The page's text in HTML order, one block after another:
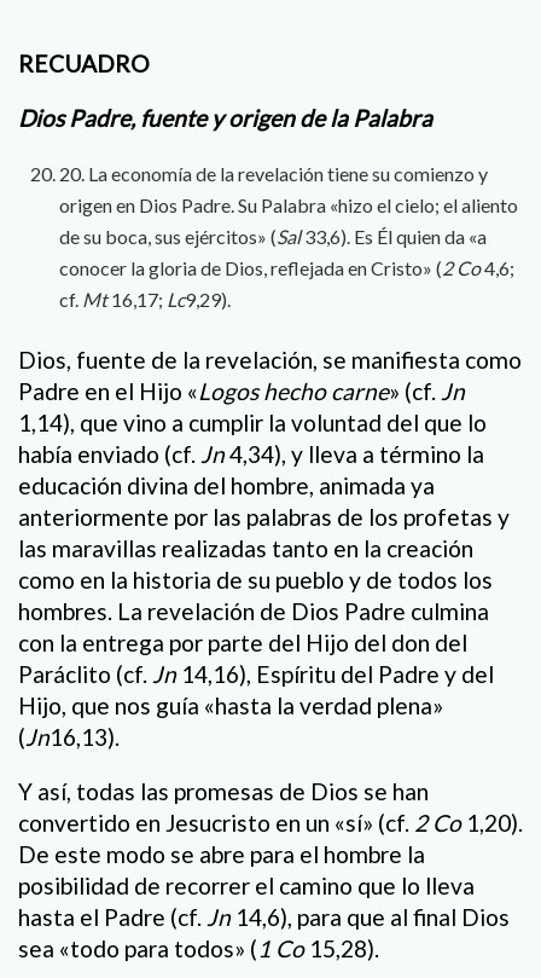
RECUADRO
Dios Padre, fuente y origen de la Palabra
20. La economía de la revelación tiene su comienzo y
origen en Dios Padre. Su Palabra «hizo el cielo; el aliento
de su boca, sus ejércitos» (Sal33,6). Es Él quien da «a
conocer la gloria de Dios, reflejada en Cristo» ( 2 Co4,6;
cf. Mt16,17; Lc9,29).
Dios, fuente de la revelación, se manifiesta como
Padre en el Hijo «Logos hecho carne» (cf. Jn
1,14), que vino a cumplir la voluntad del que lo
había enviado (cf. Jn4,34), y lleva a término la
educación divina del hombre, animada ya
anteriormente por las palabras de los profetas y
las maravillas realizadas tanto en la creación
como en la historia de su pueblo y de todos los
hombres. La revelación de Dios Padre culmina
con la entrega por parte del Hijo del don del
Paráclito (cf. Jn14,16), Espíritu del Padre y del
Hijo, que nos guía «hasta la verdad plena»
(Jn16,13).
Y así, todas las promesas de Dios se han
convertido en Jesucristo en un «sí» (cf. 2 Co1,20).
De este modo se abre para el hombre la
posibilidad de recorrer el camino que lo lleva
hasta el Padre (cf. Jn14,6), para que al final Dios
sea «todo para todos» (1 Co15,28).